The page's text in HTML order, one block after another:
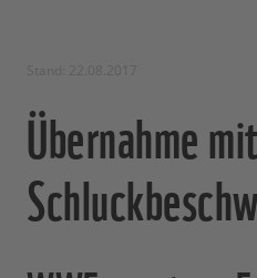
Übernahme mit